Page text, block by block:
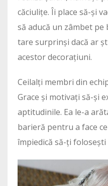
căciulițe. Îi place să-și
să aducă un zâmbet
tare surprinși dacă ar
acestor decorațiuni.
Ceilalți membri din
Grace și motivați să-și
aptitudinile. Ea le-a
barieră pentru a face
împiedică să-ți